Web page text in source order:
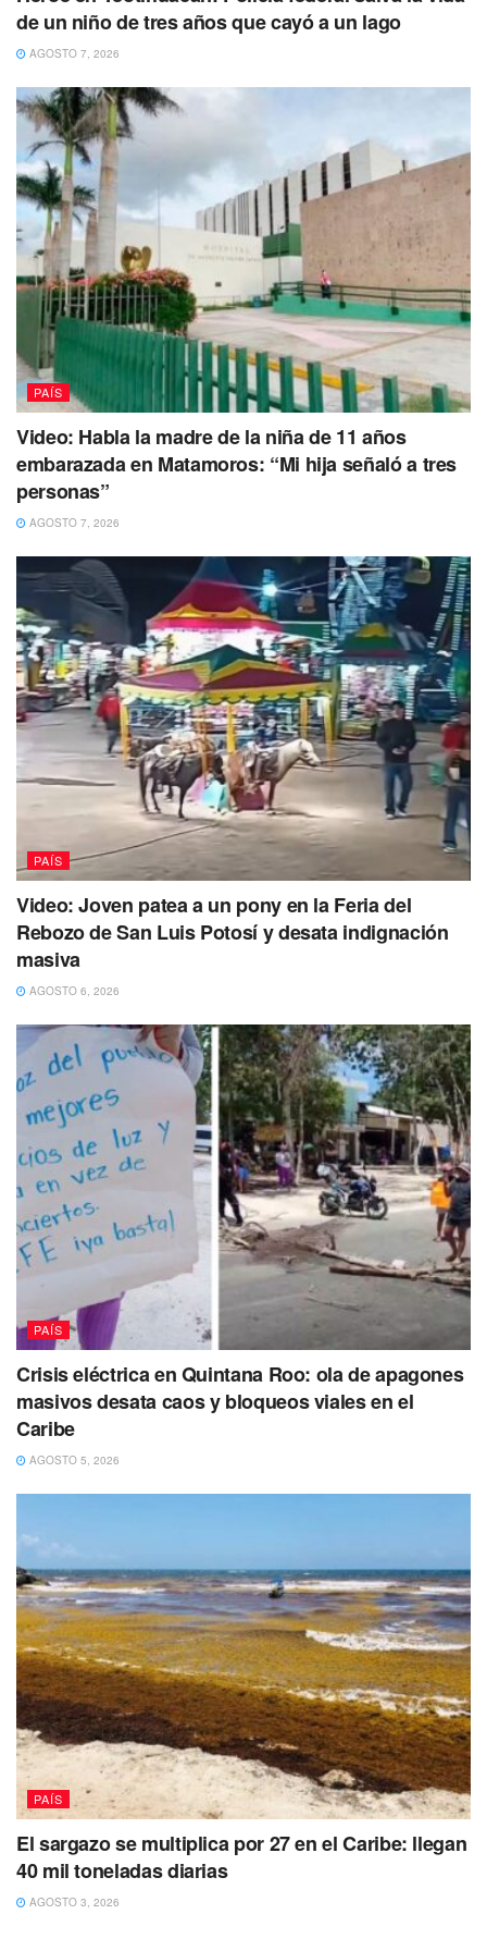
de un niño de tres años que cayó a un lago
AGOSTO 7, 2026
PAÍS
Video: Habla la madre de la niña de 11 años
embarazada en Matamoros: “Mi hija señaló a tres
personas”
AGOSTO 7, 2026
PAÍS
Video: Joven patea a un pony en la Feria del
Rebozo de San Luis Potosí y desata indignación
masiva
AGOSTO 6, 2026
PAÍS
Crisis eléctrica en Quintana Roo: ola de apagones
masivos desata caos y bloqueos viales en el
Caribe
AGOSTO 5, 2026
PAÍS
El sargazo se multiplica por 27 en el Caribe: llegan
40 mil toneladas diarias
AGOSTO 3, 2026